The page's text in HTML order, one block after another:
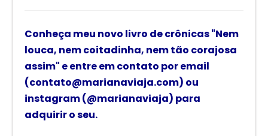
Conheça meu novo livro de crônicas"Nem
louca, nem coitadinha, nem tão corajosa
assim" eentre em contato por email
(contato@marianaviaja.com) ou
instagram (@marianaviaja) para
adquirir o seu.